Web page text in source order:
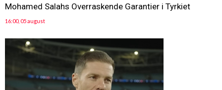
Mohamed Salahs Overraskende Garantier i Tyrkiet
16:00, 05 august